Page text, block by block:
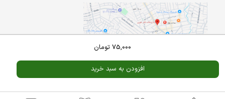
75,000 تومان
افزودن به سبد خرید
A Pluss
Powered By